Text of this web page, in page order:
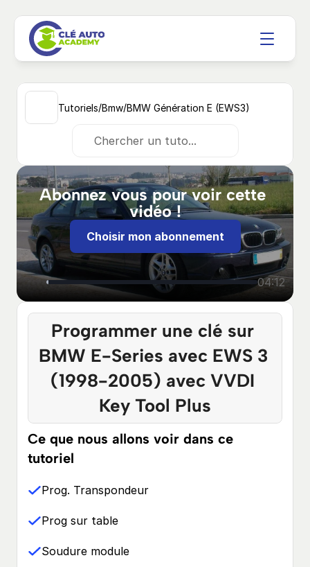
Tutoriels/Bmw/BMW Génération E (EWS3)
Chercher un tuto...
Choisir mon abonnement
Abonnez vous pour voir cette
vidéo !
04:12
Programmer une clé sur
BMW E-Series avec EWS 3
(1998-2005) avec VVDI
Key Tool Plus
Ce que nous allons voir dans ce
tutoriel
Prog. Transpondeur
Prog sur table
Soudure module